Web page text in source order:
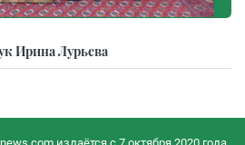
Ирина Лурьева